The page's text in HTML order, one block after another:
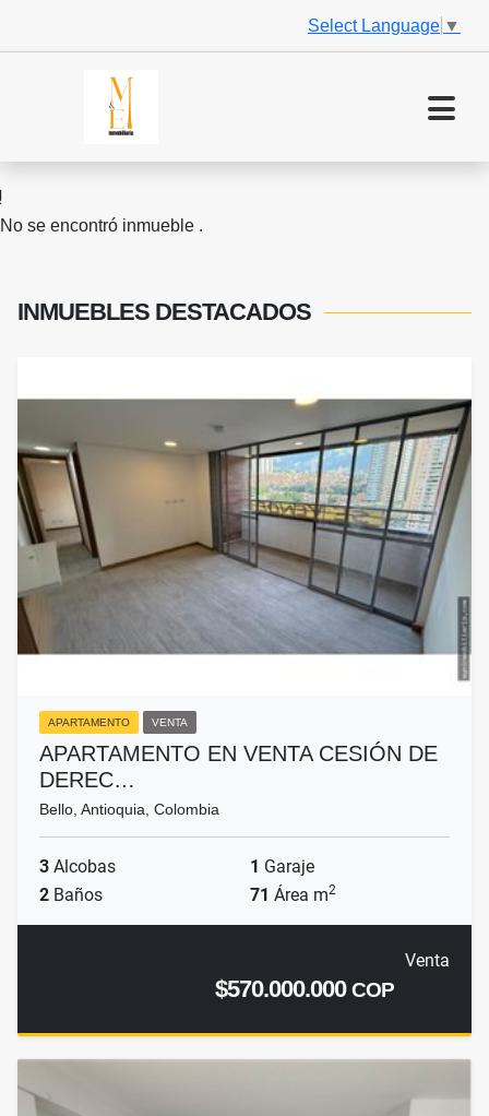
Select Language ▼
No se encontró inmueble .
INMUEBLES DESTACADOS
APARTAMENTO VENTA
APARTAMENTO EN VENTA CESIÓN DE
DEREC…
Bello, Antioquia, Colombia
3 Alcobas 1 Garaje
2 Baños 71 Área m2
Venta
$570.000.000COP